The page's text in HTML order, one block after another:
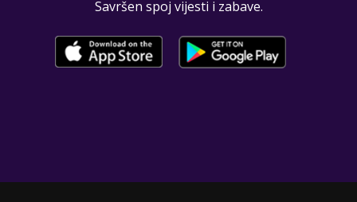
Savršen spoj vijesti i zabave.